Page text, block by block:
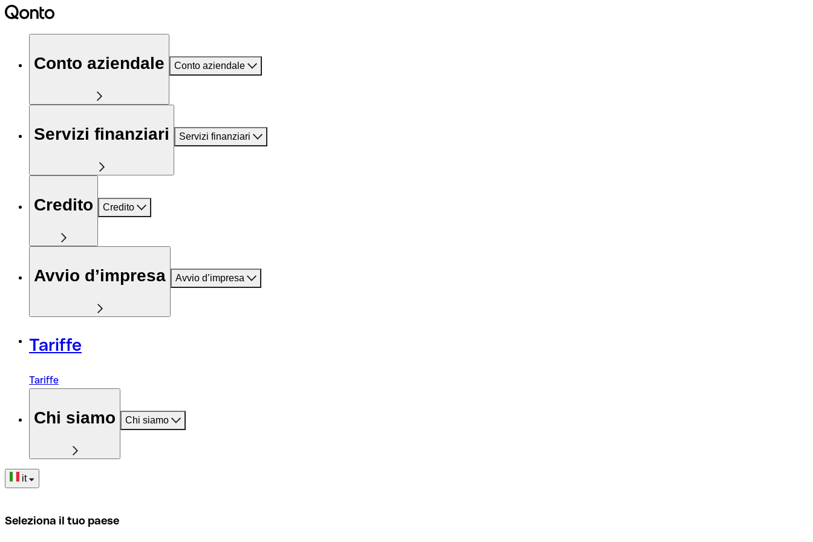
Conto aziendale Conto aziendale
Servizi finanziari Servizi finanziari
Credito Credito
Avvio d’impresa Avvio d’impresa
Tariffe
Tariffe
Chi siamo Chi siamo
it
Seleziona il tuo paese